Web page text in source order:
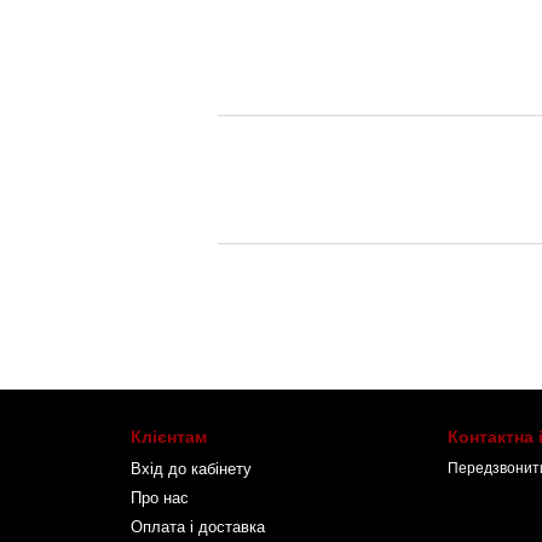
Клієнтам
Вхід до кабінету
Про нас
Оплата і доставка
Контактна